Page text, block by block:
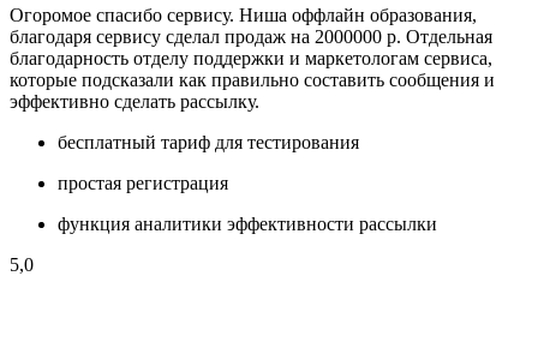
Огоромое спасибо сервису. Ниша оффлайн образования,
благодаря сервису сделал продаж на 2000000 р. Отдельная
благодарность отделу поддержки и маркетологам сервиса,
которые подсказали как правильно составить сообщения и
эффективно сделать рассылку.
бесплатный тариф для тестирования
простая регистрация
функция аналитики эффективности рассылки
5,0